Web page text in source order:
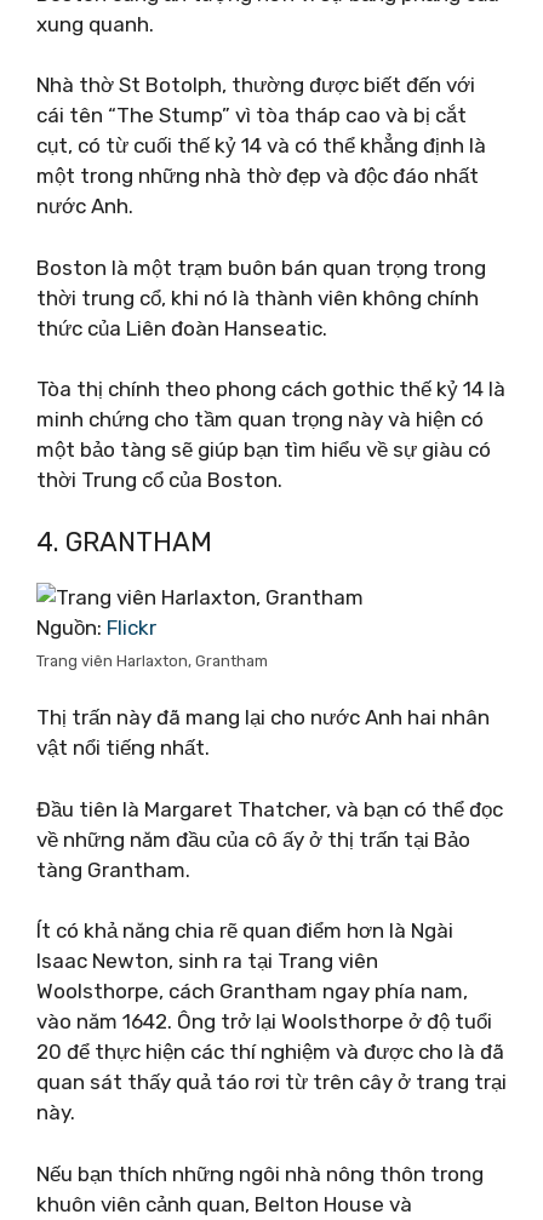
xung quanh.
Nhà thờ St Botolph, thường được biết đến với
cái tên “The Stump” vì tòa tháp cao và bị cắt
cụt, có từ cuối thế kỷ 14 và có thể khẳng định là
một trong những nhà thờ đẹp và độc đáo nhất
nước Anh.
Boston là một trạm buôn bán quan trọng trong
thời trung cổ, khi nó là thành viên không chính
thức của Liên đoàn Hanseatic.
Tòa thị chính theo phong cách gothic thế kỷ 14 là
minh chứng cho tầm quan trọng này và hiện có
một bảo tàng sẽ giúp bạn tìm hiểu về sự giàu có
thời Trung cổ của Boston.
4. GRANTHAM
Nguồn: Flickr
Trang viên Harlaxton, Grantham
Thị trấn này đã mang lại cho nước Anh hai nhân
vật nổi tiếng nhất.
Đầu tiên là Margaret Thatcher, và bạn có thể đọc
về những năm đầu của cô ấy ở thị trấn tại Bảo
tàng Grantham.
Ít có khả năng chia rẽ quan điểm hơn là Ngài
Isaac Newton, sinh ra tại Trang viên
Woolsthorpe, cách Grantham ngay phía nam,
vào năm 1642. Ông trở lại Woolsthorpe ở độ tuổi
20 để thực hiện các thí nghiệm và được cho là đã
quan sát thấy quả táo rơi từ trên cây ở trang trại
này.
Nếu bạn thích những ngôi nhà nông thôn trong
khuôn viên cảnh quan, Belton House và